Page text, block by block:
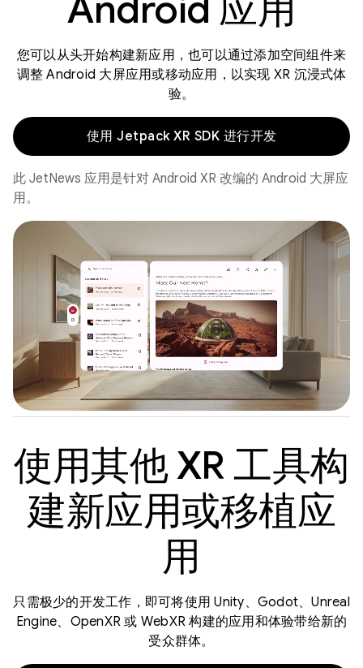
您可以从头开始构建新应用，也可以通过添加空间组件来
调整 Android 大屏应用或移动应用，以实现 XR 沉浸式体
验。
使用 Jetpack XR SDK 进行开发
此 JetNews 应用是针对 Android XR 改编的 Android 大屏应
用。
使用其他 XR 工具构
建新应用或移植应
用
只需极少的开发工作，即可将使用 Unity、Godot、Unreal
Engine、OpenXR 或 WebXR 构建的应用和体验带给新的
受众群体。